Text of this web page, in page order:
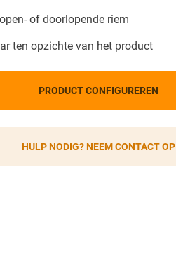
of doorlopende riem
ten opzichte van het product
PRODUCT CONFIGUREREN
HULP NODIG? NEEM CONTACT OP